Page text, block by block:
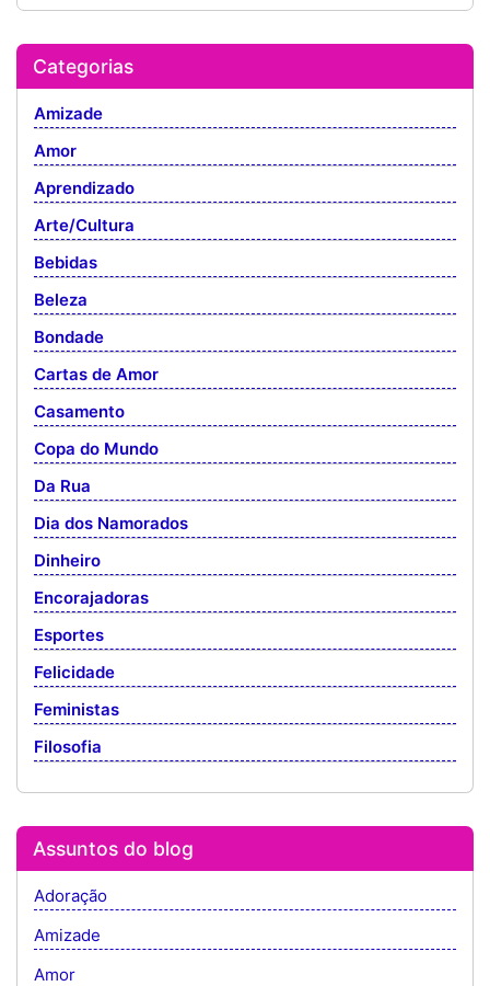
Categorias
Amizade
Amor
Aprendizado
Arte/Cultura
Bebidas
Beleza
Bondade
Cartas de Amor
Casamento
Copa do Mundo
Da Rua
Dia dos Namorados
Dinheiro
Encorajadoras
Esportes
Felicidade
Feministas
Filosofia
Assuntos do blog
Adoração
Amizade
Amor